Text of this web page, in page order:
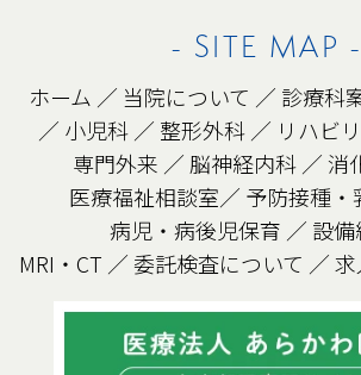
- SITE MAP -
ホーム ／ 当院について ／ 診療科
／ 小児科 ／ 整形外科 ／ リハビ
専門外来 ／ 脳神経内科 ／消
医療福祉相談室／ 予防接種・
病児・病後児保育 ／ 設
MRI・CT ／委託検査について ／